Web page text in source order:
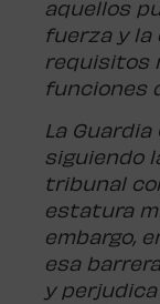
aquellos
fuerza y la
requisitos
funciones
La Guardia
siguiendo
tribunal
estatura
embargo,
esa
y